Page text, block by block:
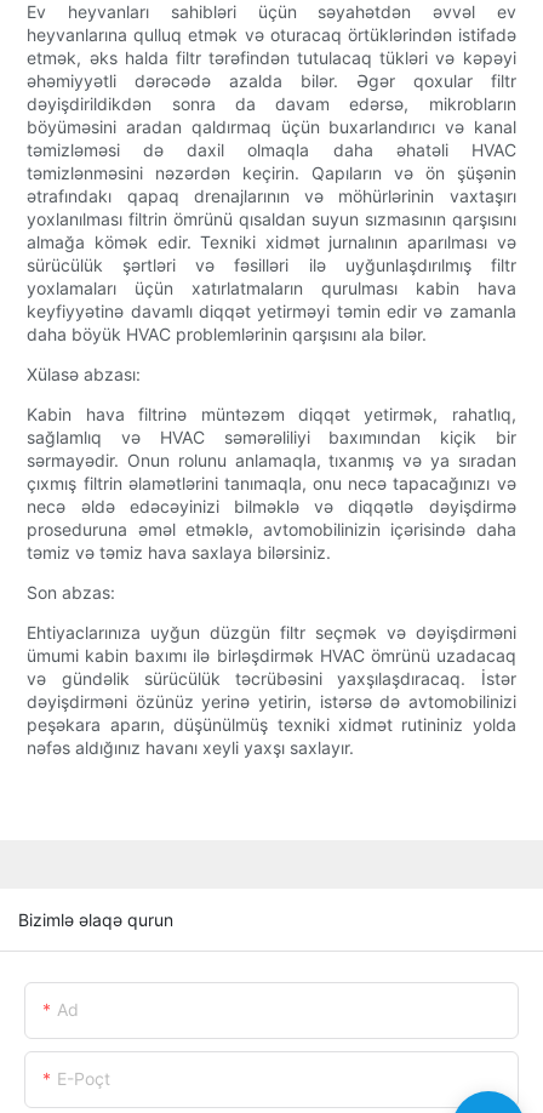
Ev heyvanları sahibləri üçün səyahətdən əvvəl ev
heyvanlarına qulluq etmək və oturacaq örtüklərindən istifadə
etmək, əks halda filtr tərəfindən tutulacaq tükləri və kəpəyi
əhəmiyyətli dərəcədə azalda bilər. Əgər qoxular filtr
dəyişdirildikdən sonra da davam edərsə, mikrobların
böyüməsini aradan qaldırmaq üçün buxarlandırıcı və kanal
təmizləməsi də daxil olmaqla daha əhatəli HVAC
təmizlənməsini nəzərdən keçirin. Qapıların və ön şüşənin
ətrafındakı qapaq drenajlarının və möhürlərinin vaxtaşırı
yoxlanılması filtrin ömrünü qısaldan suyun sızmasının qarşısını
almağa kömək edir. Texniki xidmət jurnalının aparılması və
sürücülük şərtləri və fəsilləri ilə uyğunlaşdırılmış filtr
yoxlamaları üçün xatırlatmaların qurulması kabin hava
keyfiyyətinə davamlı diqqət yetirməyi təmin edir və zamanla
daha böyük HVAC problemlərinin qarşısını ala bilər.
Xülasə abzası:
Kabin hava filtrinə müntəzəm diqqət yetirmək, rahatlıq,
sağlamlıq və HVAC səmərəliliyi baxımından kiçik bir
sərmayədir. Onun rolunu anlamaqla, tıxanmış və ya sıradan
çıxmış filtrin əlamətlərini tanımaqla, onu necə tapacağınızı və
necə əldə edəcəyinizi bilməklə və diqqətlə dəyişdirmə
proseduruna əməl etməklə, avtomobilinizin içərisində daha
təmiz və təmiz hava saxlaya bilərsiniz.
Son abzas:
Ehtiyaclarınıza uyğun düzgün filtr seçmək və dəyişdirməni
ümumi kabin baxımı ilə birləşdirmək HVAC ömrünü uzadacaq
və gündəlik sürücülük təcrübəsini yaxşılaşdıracaq. İstər
dəyişdirməni özünüz yerinə yetirin, istərsə də avtomobilinizi
peşəkara aparın, düşünülmüş texniki xidmət rutininiz yolda
nəfəs aldığınız havanı xeyli yaxşı saxlayır.
Bizimlə əlaqə qurun
Ad
E-Poçt